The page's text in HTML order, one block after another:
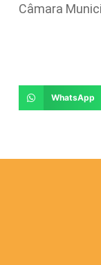
Câmara
WhatsApp